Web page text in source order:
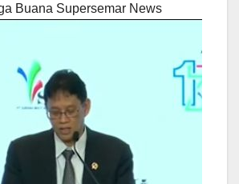
Buana Supersemar News